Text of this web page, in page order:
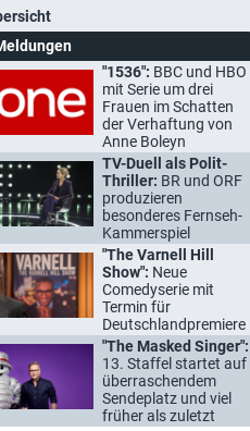
"1536": BBC und HBO
mit Serie um drei
Frauen im Schatten
der Verhaftung von
Anne Boleyn
TV-Duell als Polit-
Thriller: BR und ORF
produzieren
besonderes Fernseh-
Kammerspiel
"The Varnell Hill
Show": Neue
Comedyserie mit
Termin für
Deutschlandpremiere
"The Masked Singer":
13. Staffel startet auf
überraschendem
Sendeplatz und viel
früher als zuletzt